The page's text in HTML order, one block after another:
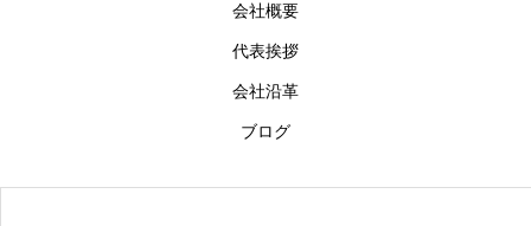
会社概要
代表挨拶
会社沿革
ブログ